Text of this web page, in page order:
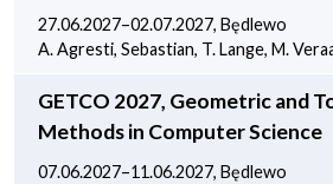
27.06.2027–02.07.2027, Będlewo
A. Agresti, Sebastian, T. Lange, M.
GETCO 2027, Geometric and
Methods in Computer Science
07.06.2027–11.06.2027, Będlewo